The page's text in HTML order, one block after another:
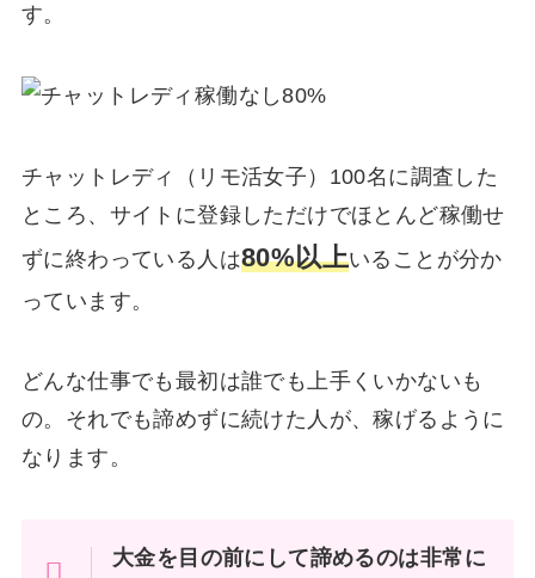
す。
チャットレディ（リモ活女子）100名に調査した
ところ、サイトに登録しただけでほとんど稼働せ
ずに終わっている人は80%以上いることが分か
っています。
どんな仕事でも最初は誰でも上手くいかないも
の。それでも諦めずに続けた人が、稼げるように
なります。
大金を目の前にして諦めるのは非常に